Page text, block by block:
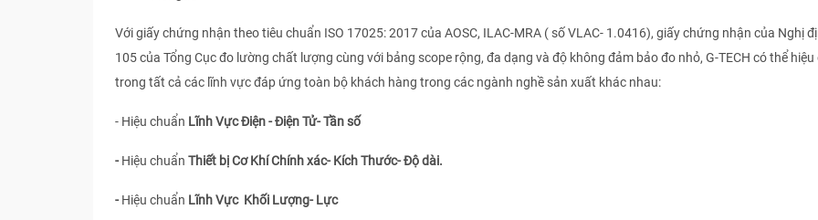
Với giấy chứng nhận theo tiêu chuẩn ISO 17025: 2017 của AOSC, ILAC-MRA ( số VLAC- 1.0416), giấy chứng nhận của Nghị
105 của Tổng Cục đo lường chất lượng cùng với bảng scope rộng, đa dạng và độ không đảm bảo đo nhỏ, G-TECH có thể
trong tất cả các lĩnh vực đáp ứng toàn bộ khách hàng trong các ngành nghề sản xuất khác nhau:
- Hiệu chuẩn Lĩnh Vực Điện - Điện Tử- Tần số
-Hiệu chuẩn Thiết bị Cơ Khí Chính xác- Kích Thước- Độ dài.
-Hiệu chuẩn Lĩnh Vực Khối Lượng- Lực